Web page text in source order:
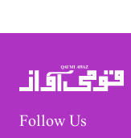
Follow Us